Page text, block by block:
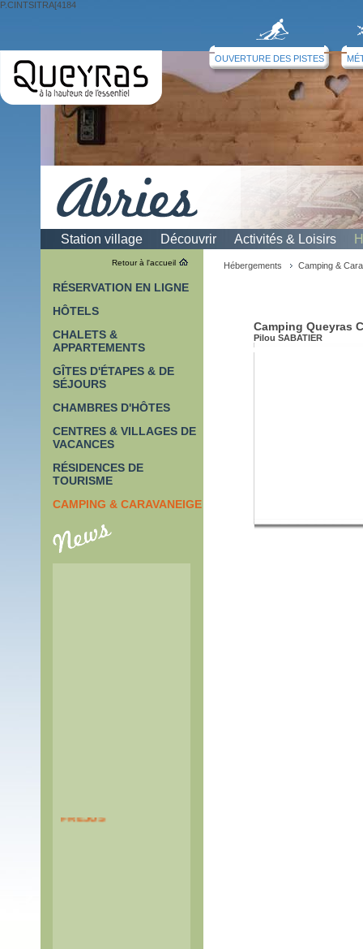
P.CINTSITRA[4184
Camping &
Caravaneige
OUVERTURE DES PISTES
Station village Découvrir Activités & Loisirs
Retour à l'accueil
RÉSERVATION EN LIGNE
HÔTELS
CHALETS &
APPARTEMENTS
GÎTES D'ÉTAPES & DE
SÉJOURS
CHAMBRES D'HÔTES
CENTRES & VILLAGES DE
VACANCES
RÉSIDENCES DE
TOURISME
CAMPING & CARAVANEIGE
Hébergements Camping &
Camping Queyras
Pilou SABATIER